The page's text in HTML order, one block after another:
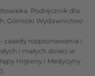
Podręcznik dla
Górnicki Wydawnictwo
zasady rozpoznawania i
i małych dzieci w
Higieny i Medycyny